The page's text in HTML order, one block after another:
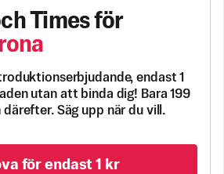
Times för
endast 1
utan att binda dig! Bara 199
därefter. Säg upp när du vill.
för endast 1 kr